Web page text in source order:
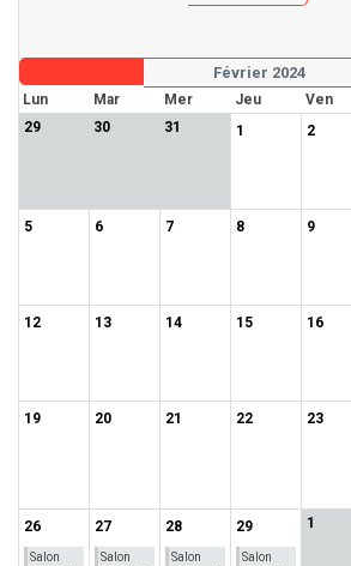
Février 2024
Lun Mar Mer Jeu Ven
29
30 31 1 2
5 6 7 8 9
12 13 14 15 16
19 20 21 22 23
26
Salon
27
Salon
28
Salon
29
Salon
1